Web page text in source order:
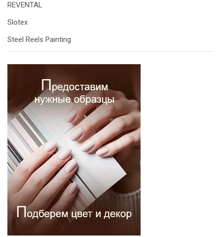
REVENTAL
Slotex
Steel Reels Painting